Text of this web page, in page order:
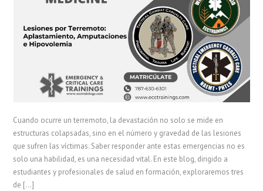
Cuando ocurre un terremoto, la devastación no solo se mide en
estructuras colapsadas, sino en el número y gravedad de las lesiones
que sufren las víctimas. Saber responder ante estas emergencias no es
solo una habilidad, es una necesidad vital. En este blog, dirigido a
estudiantes y profesionales de salud en formación, exploraremos tres
de […]